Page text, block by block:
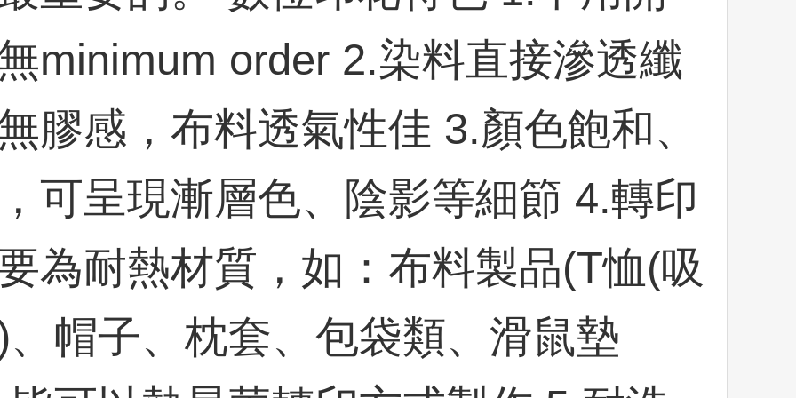
minimum order 2.染料直接滲透纖
膠感，布料透氣性佳 3.顏色飽和、
可呈現漸層色、陰影等細節 4.轉印
為耐熱材質，如：布料製品(T恤(吸
帽子、枕套、包袋類、滑鼠墊